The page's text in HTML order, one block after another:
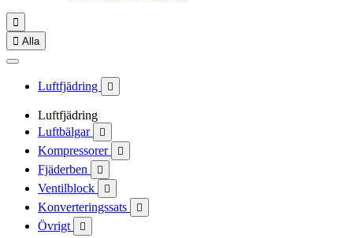

 Alla
Luftfjädring 
Luftfjädring
Luftbälgar

Kompressorer 
Fjäderben 
Ventilblock 
Konverteringssats 
Övrigt 